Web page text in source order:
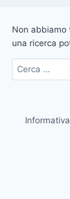
Non abbiamo
una ricerca
Ricerca
per:
Informativa